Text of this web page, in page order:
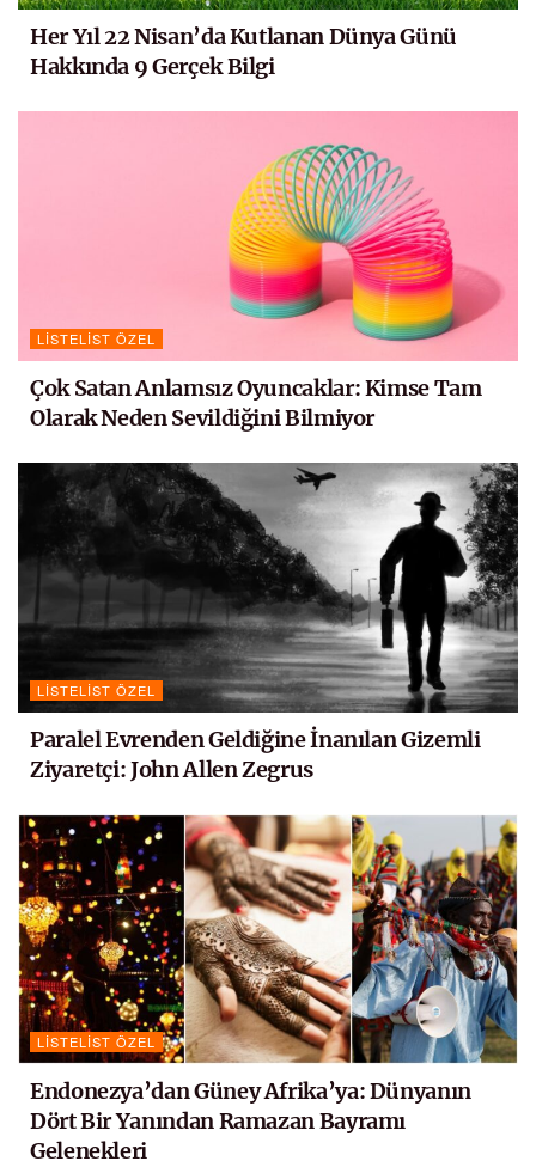
Her Yıl 22 Nisan’da Kutlanan Dünya Günü
Hakkında 9 Gerçek Bilgi
LISTELIST ÖZEL
Çok Satan Anlamsız Oyuncaklar: Kimse Tam
Olarak Neden Sevildiğini Bilmiyor
LISTELIST ÖZEL
Paralel Evrenden Geldiğine İnanılan Gizemli
Ziyaretçi: John Allen Zegrus
LISTELIST ÖZEL
Endonezya’dan Güney Afrika’ya: Dünyanın
Dört Bir Yanından Ramazan Bayramı
Gelenekleri